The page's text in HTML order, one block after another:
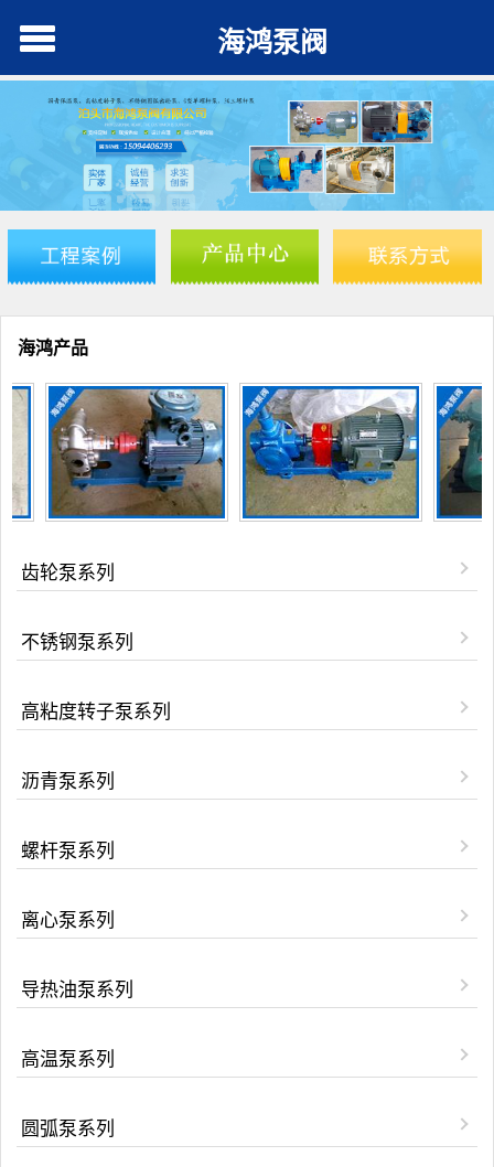
海鸿泵阀
海鸿产品
齿轮泵系列
不锈钢泵系列
高粘度转子泵系列
沥青泵系列
螺杆泵系列
离心泵系列
导热油泵系列
高温泵系列
圆弧泵系列